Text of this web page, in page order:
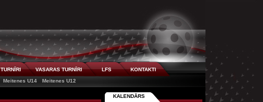
TURNĪRI VASARAS TURNĪRI LFS
KONTAKTI
Meitenes U14 Meitenes U12
KALENDĀRS